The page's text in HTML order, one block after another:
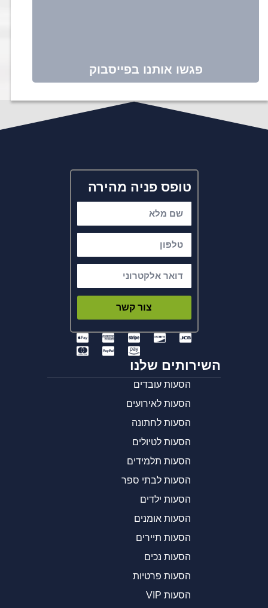
פגשו אותנו בפייסבוק
טופס פניה מהירה
צור קשר
השירותים שלנו
הסעות עובדים
הסעות לאירועים
הסעות לחתונה
הסעות לטיולים
הסעות תלמידים
הסעות לבתי ספר
הסעות ילדים
הסעות אומנים
הסעות תיירים
הסעות נכים
הסעות פרטיות
הסעות VIP